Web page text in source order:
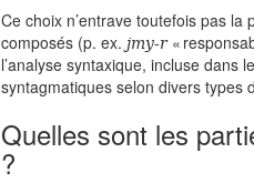
Ce choix n’entrave toutefois pas
composés (p. ex. jmy-r«
l’analyse syntaxique, incluse dans le
syntagmatiques selon divers types
Quelles sont les
?